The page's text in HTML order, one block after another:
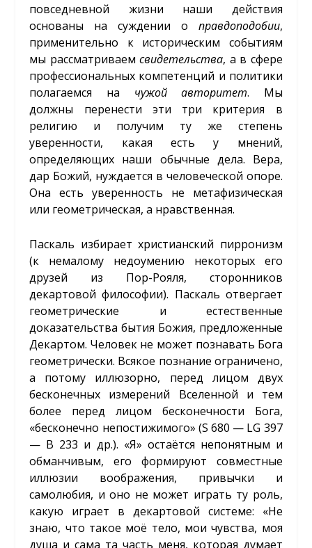
повседневной жизни наши действия
основаны на суждении о правдоподобии,
применительно к историческим событиям
мы рассматриваемсвидетельства, а в сфере
профессиональных компетенций и политики
полагаемся на чужой авторитет. Мы
должны перенести эти три критерия в
религию и получим ту же степень
уверенности, какая есть у мнений,
определяющих наши обычные дела. Вера,
дар Божий, нуждается в человеческой опоре.
Она есть уверенность не метафизическая
или геометрическая, а нравственная.
Паскаль избирает христианский пирронизм
(к немалому недоумению некоторых его
друзей из Пор-Рояля, сторонников
декартовой философии). Паскаль отвергает
геометрические и естественные
доказательства бытия Божия, предложенные
Декартом. Человек не может познавать Бога
геометрически. Всякое познание ограничено,
а потому иллюзорно, перед лицом двух
бесконечных измерений Вселенной и тем
более перед лицом бесконечности Бога,
«бесконечно непостижимого» (S 680 — LG 397
— B 233 и др.). «Я» остаётся непонятным и
обманчивым, его формируют совместные
иллюзии воображения, привычки и
самолюбия, и оно не может играть ту роль,
какую играет в декартовой системе: «Не
знаю, что такое моё тело, мои чувства, моя
душа и сама та часть меня, которая думает